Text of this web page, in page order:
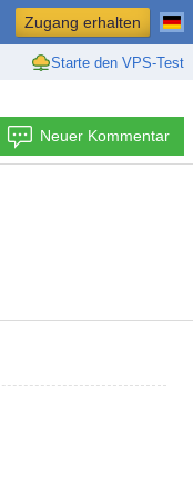
Starte den VPS-Test
Zugang erhalten
Neuer Kommentar